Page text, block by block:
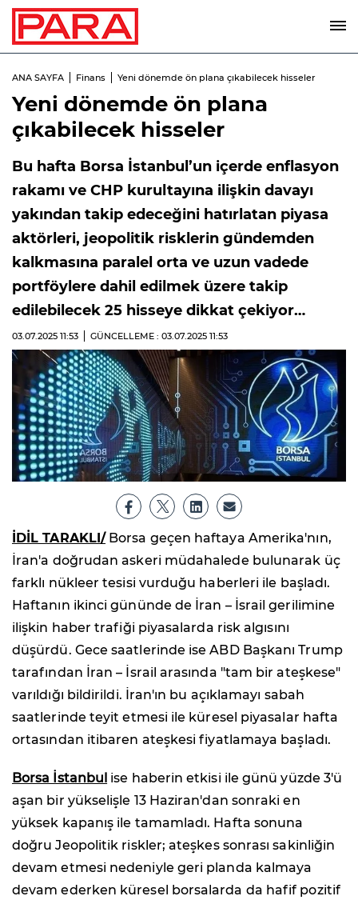
ANA SAYFA Finans Yeni dönemde ön plana çıkabilecek hisseler
Yeni dönemde ön plana
çıkabilecek hisseler
Bu hafta Borsa İstanbul’un içerde enflasyon
rakamı ve CHP kurultayına ilişkin davayı
yakından takip edeceğini hatırlatan piyasa
aktörleri, jeopolitik risklerin gündemden
kalkmasına paralel orta ve uzun vadede
portföylere dahil edilmek üzere takip
edilebilecek 25 hisseye dikkat çekiyor…
03.07.2025 11:53 GÜNCELLEME : 03.07.2025 11:53
İDİL TARAKLI/Borsa geçen haftaya Amerika'nın,
İran'a doğrudan askeri müdahalede bulunarak üç
farklı nükleer tesisi vurduğu haberleri ile başladı.
Haftanın ikinci gününde de İran – İsrail gerilimine
ilişkin haber trafiği piyasalarda risk algısını
düşürdü. Gece saatlerinde ise ABD Başkanı Trump
tarafından İran – İsrail arasında "tam bir ateşkese"
varıldığı bildirildi. İran'ın bu açıklamayı sabah
saatlerinde teyit etmesi ile küresel piyasalar hafta
ortasından itibaren ateşkesi fiyatlamaya başladı.
Borsa İstanbul ise haberin etkisi ile günü yüzde 3'ü
aşan bir yükselişle 13 Haziran'dan sonraki en
yüksek kapanış ile tamamladı. Hafta sonuna
doğru Jeopolitik riskler; ateşkes sonrası sakinliğin
devam etmesi nedeniyle geri planda kalmaya
devam ederken küresel borsalarda da hafif pozitif